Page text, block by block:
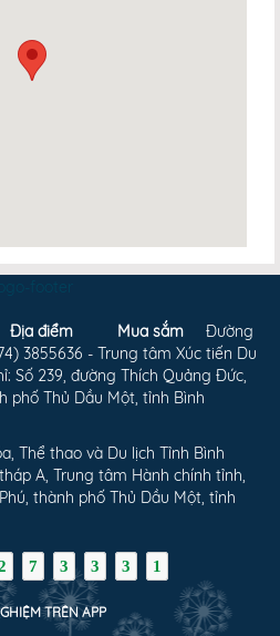
Địa điểm
Mua sắm
Đường
3855636 - Trung tâm Xúc tiến Du
Số 239, đường Thích Quảng Đức,
phố Thủ Dầu Một, tỉnh Bình
Thể thao và Du lịch Tỉnh Bình
A, Trung tâm Hành chính tỉnh,
thành phố Thủ Dầu Một, tỉnh
7 3 3 3 1
TRÊN APP